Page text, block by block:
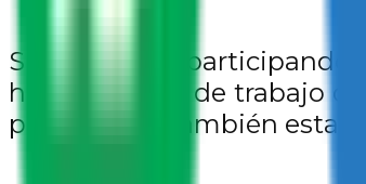
SUMA estará participando
hacen grupos de trabajo
positivo. Así también